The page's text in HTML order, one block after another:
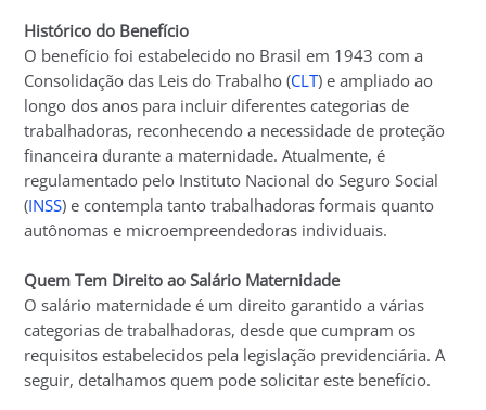
Histórico do Benefício
O benefício foi estabelecido no Brasil em 1943 com a
Consolidação das Leis do Trabalho (CLT) e ampliado ao
longo dos anos para incluir diferentes categorias de
trabalhadoras, reconhecendo a necessidade de proteção
financeira durante a maternidade. Atualmente, é
regulamentado pelo Instituto Nacional do Seguro Social
(INSS) e contempla tanto trabalhadoras formais quanto
autônomas e microempreendedoras individuais.
Quem Tem Direito ao Salário Maternidade
O salário maternidade é um direito garantido a várias
categorias de trabalhadoras, desde que cumpram os
requisitos estabelecidos pela legislação previdenciária. A
seguir, detalhamos quem pode solicitar este benefício.